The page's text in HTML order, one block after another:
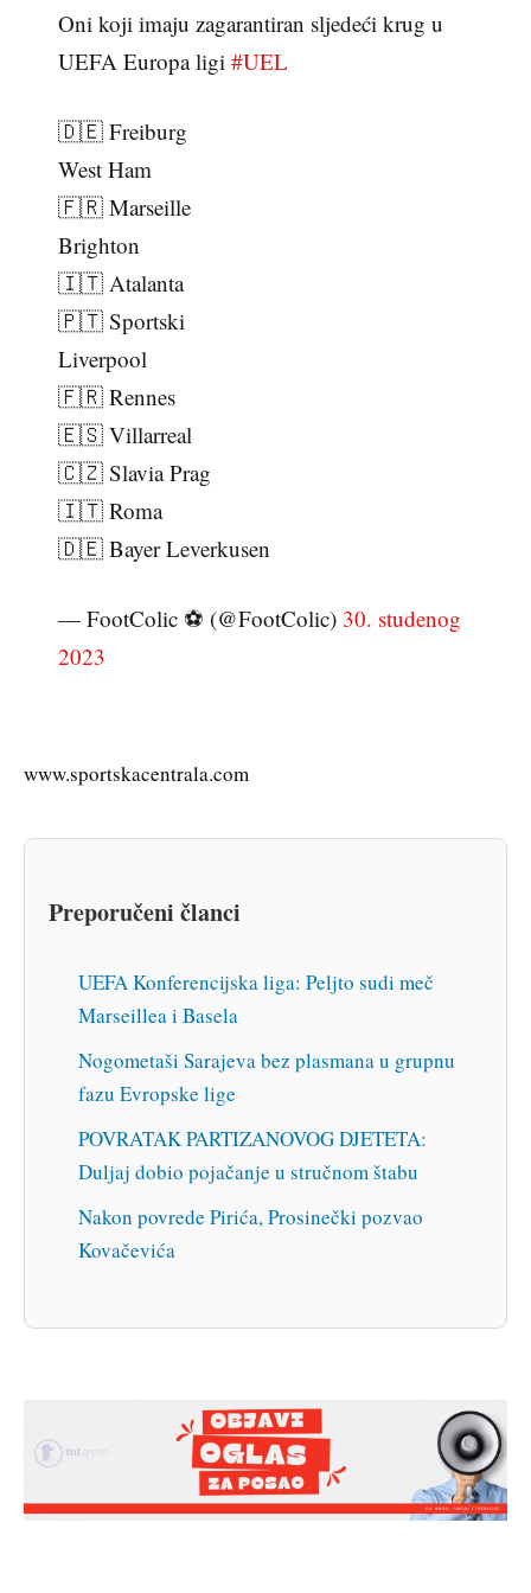
Oni koji imaju zagarantiran sljedeći krug u
UEFA Europa ligi #UEL
🇩🇪 Freiburg
West Ham
🇫🇷 Marseille
Brighton
🇮🇹 Atalanta
🇵🇹 Sportski
Liverpool
🇫🇷 Rennes
🇪🇸 Villarreal
🇨🇿 Slavia Prag
🇮🇹 Roma
🇩🇪 Bayer Leverkusen
— FootColic ⚽️ (@FootColic) 30. studenog
2023
www.sportskacentrala.com
Preporučeni članci
UEFA Konferencijska liga: Peljto sudi meč
Marseillea i Basela
Nogometaši Sarajeva bez plasmana u grupnu
fazu Evropske lige
POVRATAK PARTIZANOVOG DJETETA:
Duljaj dobio pojačanje u stručnom štabu
Nakon povrede Pirića, Prosinečki pozvao
Kovačevića